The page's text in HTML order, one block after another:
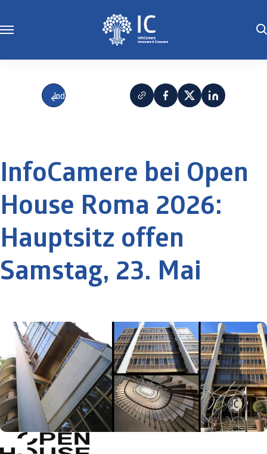
Indietro
InfoCamere bei Open
House Roma 2026:
Hauptsitz offen
Samstag, 23. Mai